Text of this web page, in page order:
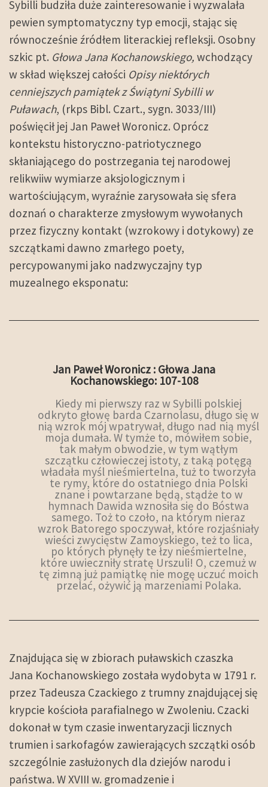
Sybilli budziła duże zainteresowanie i wyzwalała
pewien symptomatyczny typ emocji, stając się
równocześnie źródłem literackiej refleksji. Osobny
szkic pt. Głowa Jana Kochanowskiego, wchodzący
w skład większej całości Opisy niektórych
cenniejszych pamiątek z Świątyni Sybilli w
Puławach, (rkps Bibl. Czart., sygn. 3033/III)
poświęcił jej Jan Paweł Woronicz. Oprócz
kontekstu historyczno-patriotycznego
skłaniającego do postrzegania tej narodowej
relikwiiw wymiarze aksjologicznym i
wartościującym, wyraźnie zarysowała się sfera
doznań o charakterze zmysłowym wywołanych
przez fizyczny kontakt (wzrokowy i dotykowy) ze
szczątkami dawno zmarłego poety,
percypowanymi jako nadzwyczajny typ
muzealnego eksponatu:
Jan Paweł Woronicz : Głowa Jana
Kochanowskiego: 107-108
Kiedy mi pierwszy raz w Sybilli polskiej
odkryto głowę barda Czarnolasu, długo się w
nią wzrok mój wpatrywał, długo nad nią myśl
moja dumała. W tymże to, mówiłem sobie,
tak małym obwodzie, w tym wątłym
szczątku człowieczej istoty, z taką potęgą
władała myśl nieśmiertelna, tuż to tworzyła
te rymy, które do ostatniego dnia Polski
znane i powtarzane będą, stądże to w
hymnach Dawida wznosiła się do Bóstwa
samego. Toż to czoło, na którym nieraz
wzrok Batorego spoczywał, które rozjaśniały
wieści zwycięstw Zamoyskiego, też to lica,
po których płynęły te łzy nieśmiertelne,
które uwieczniły stratę Urszuli! O, czemuż w
tę zimną już pamiątkę nie mogę uczuć moich
przelać, ożywić ją marzeniami Polaka.
Znajdująca się w zbiorach puławskich czaszka
Jana Kochanowskiego została wydobyta w 1791 r.
przez Tadeusza Czackiego z trumny znajdującej się
krypcie kościoła parafialnego w Zwoleniu. Czacki
dokonał w tym czasie inwentaryzacji licznych
trumien i sarkofagów zawierających szczątki osób
szczególnie zasłużonych dla dziejów narodu i
państwa. W XVIII w. gromadzenie i